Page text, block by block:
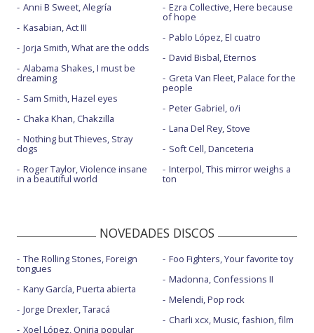
Anni B Sweet, Alegría
Kasabian, Act III
Jorja Smith, What are the odds
Alabama Shakes, I must be
dreaming
Sam Smith, Hazel eyes
Chaka Khan, Chakzilla
Nothing but Thieves, Stray
dogs
Roger Taylor, Violence insane
in a beautiful world
Ezra Collective, Here because
of hope
Pablo López, El cuatro
David Bisbal, Eternos
Greta Van Fleet, Palace for the
people
Peter Gabriel, o/i
Lana Del Rey, Stove
Soft Cell, Danceteria
Interpol, This mirror weighs a
ton
NOVEDADES DISCOS
The Rolling Stones, Foreign
tongues
Kany García, Puerta abierta
Jorge Drexler, Taracá
Xoel López, Oniria popular
Foo Fighters, Your favorite toy
Madonna, Confessions II
Melendi, Pop rock
Charli xcx, Music, fashion, film